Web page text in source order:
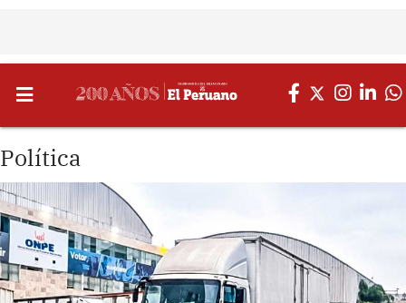
Política